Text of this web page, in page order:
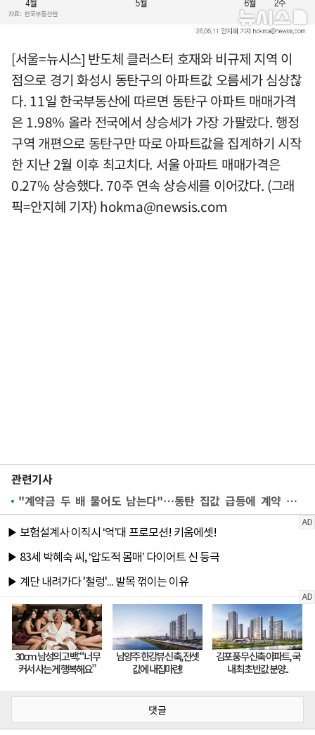
[서울=뉴시스] 반도체 클러스터 호재와 비규제 지역 이
점으로 경기 화성시 동탄구의 아파트값 오름세가 심상찮
다. 11일 한국부동산에 따르면 동탄구 아파트 매매가격
은 1.98% 올라 전국에서 상승세가 가장 가팔랐다. 행정
구역 개편으로 동탄구만 따로 아파트값을 집계하기 시작
한 지난 2월 이후 최고치다. 서울 아파트 매매가격은
0.27% 상승했다. 70주 연속 상승세를 이어갔다. (그래
픽=안지혜 기자) hokma@newsis.com
관련기사
"계약금 두 배 물어도 남는다"…동탄 집값 급등에 계약 파기 속출
댓글